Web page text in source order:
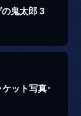
鬼太郎 3
ット写真･